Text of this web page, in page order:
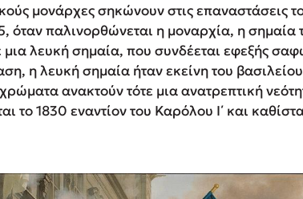
μονάρχες σηκώνουν στις επαναστάσεις
όταν παλινορθώνεται η μοναρχία, η σημαία
μια λευκή σημαία, που συνδέεται εφεξής
η λευκή σημαία ήταν εκείνη του βασιλείου
ανακτούν τότε μια ανατρεπτική
το 1830 εναντίον του Καρόλου Ι΄ και